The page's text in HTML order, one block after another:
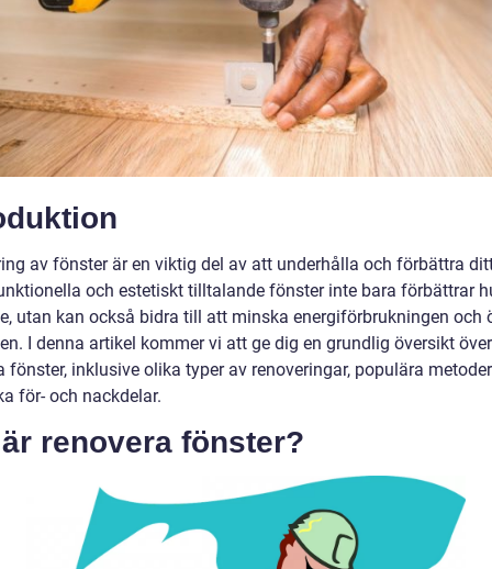
av fönster är en viktig del av att underhålla och förbättra
och estetiskt tilltalande fönster inte bara förbättrar
utan kan också bidra till att minska energiförbrukningen och
I denna artikel kommer vi att ge dig en grundlig översikt över
fönster, inklusive olika typer av renoveringar, populära
för- och nackdelar.
renovera fönster?